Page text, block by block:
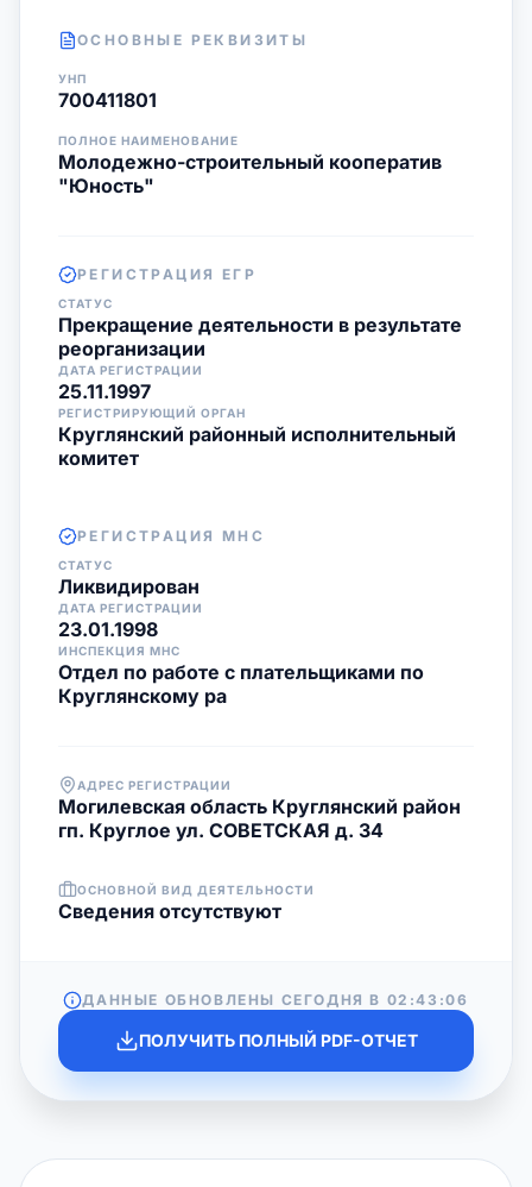
ОСНОВНЫЕ РЕКВИЗИТЫ
УНП
700411801
ПОЛНОЕ НАИМЕНОВАНИЕ
Молодежно-строительный кооператив
"Юность"
РЕГИСТРАЦИЯ ЕГР
СТАТУС
Прекращение деятельности в результате
реорганизации
ДАТА РЕГИСТРАЦИИ
25.11.1997
РЕГИСТРИРУЮЩИЙ ОРГАН
Круглянский районный исполнительный
комитет
РЕГИСТРАЦИЯ МНС
СТАТУС
Ликвидирован
ДАТА РЕГИСТРАЦИИ
23.01.1998
ИНСПЕКЦИЯ МНС
Отдел по работе с плательщиками по
Круглянскому ра
АДРЕС РЕГИСТРАЦИИ
Могилевская область Круглянский район
гп. Круглое ул. СОВЕТСКАЯ д. 34
ОСНОВНОЙ ВИД ДЕЯТЕЛЬНОСТИ
Cведения отсутствуют
ДАННЫЕ ОБНОВЛЕНЫ СЕГОДНЯ В 02:43:06
ПОЛУЧИТЬ ПОЛНЫЙ PDF-ОТЧЕТ